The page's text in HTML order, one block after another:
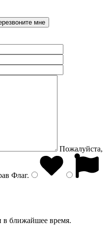
Пожалуйста,
Флаг.
в ближайшее время.